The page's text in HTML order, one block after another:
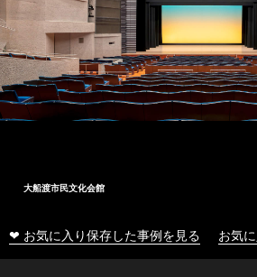
大船渡市民文化会館
❤ お気に入り保存した事例を見る お気